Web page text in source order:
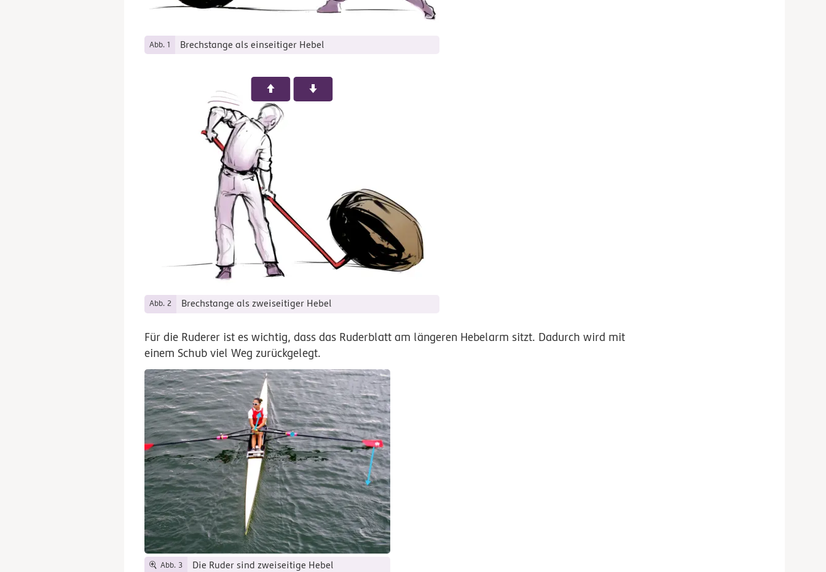
Abb. 1 Brechstange als einseitiger Hebel
Abb. 2 Brechstange als zweiseitiger Hebel
Für die Ruderer ist es wichtig, dass das Ruderblatt am längeren Hebelarm sitzt. Dadurch wird mit
einem Schub viel Weg zurückgelegt.
Abb. 3 Die Ruder sind zweiseitige Hebel